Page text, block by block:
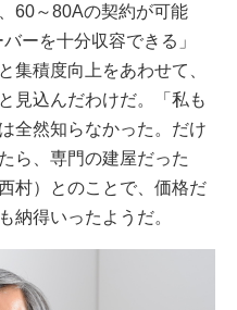
60～80Aの契約が可能
ーを十分収容できる」
集積度向上をあわせて、
見込んだわけだ。「私も
全然知らなかった。だけ
ら、専門の建屋だった
村）とのことで、価格だ
納得いったようだ。